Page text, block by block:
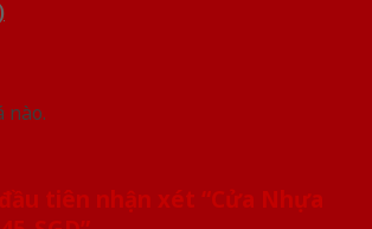
nào.
tiên nhận xét “Cửa Nhựa